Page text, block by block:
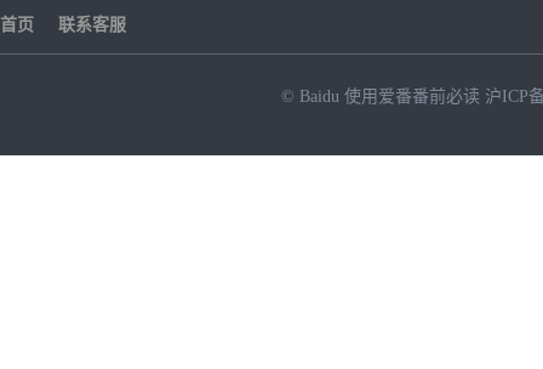
首页 联系客服
© Baidu 使用爱番番前必读 沪ICP